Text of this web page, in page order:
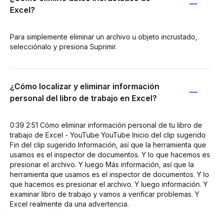
Excel?
Para simplemente eliminar un archivo u objeto incrustado,
selecciónalo y presiona Suprimir.
¿Cómo localizar y eliminar información
personal del libro de trabajo en Excel?
0:39 2:51 Cómo eliminar información personal de tu libro de
trabajo de Excel - YouTube YouTube Inicio del clip sugerido
Fin del clip sugerido Información, así que la herramienta que
usamos es el inspector de documentos. Y lo que hacemos es
presionar el archivo. Y luego Más información, así que la
herramienta que usamos es el inspector de documentos. Y lo
que hacemos es presionar el archivo. Y luego información. Y
examinar libro de trabajo y vamos a verificar problemas. Y
Excel realmente da una advertencia.